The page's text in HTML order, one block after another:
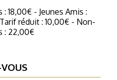
: 18,00€ - Jeunes Amis :
réduit : 10,00€ - Non-
: 22,00€